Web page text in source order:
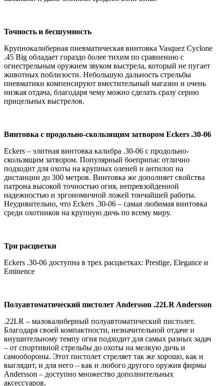
Точность и бесшумность
Крупнокалиберная пневматическая винтовка Vasquez Cyclone
.45 Big обладает гораздо более тихим по сравнению с
огнестрельным оружием звуком выстрела, который не пугает
животных поблизости. Небольшую дальность стрельбы
пневматики компенсируют вместительный магазин и очень
низкая отдача, благодаря чему можно сделать сразу серию
прицельных выстрелов.
Винтовка с продольно-скользящим затвором Eckers .30-06
Eckers – элитная винтовка калибра .30-06 с продольно-
скользящим затвором. Популярный боеприпас отлично
подходит для охоты на крупных оленей и антилоп на
дистанции до 300 метров. Винтовка же дополняет свойства
патрона высокой точностью огня, непревзойденной
надежностью и эргономичной ложей тончайшей работы.
Неудивительно, что Eckers .30-06 – самая любимая винтовка
среди охотников на крупную дичь по всему миру.
Три расцветки
Eckers .30-06 доступна в трех расцветках: Prestige, Elegance и
Eminence
Полуавтоматический пистолет Andersson .22LR Andersson
.22LR – малокалиберный полуавтоматический пистолет.
Благодаря своей компактности, незначительной отдаче и
внушительному темпу огня подходит для самых разных задач
– от спортивной стрельбы до охоты на мелкую дичь и
самообороны. Этот пистолет стреляет так же хорошо, как и
выглядит, и для него – как и любого другого оружия фирмы
Andersson – доступно множество дополнительных
аксессуаров.